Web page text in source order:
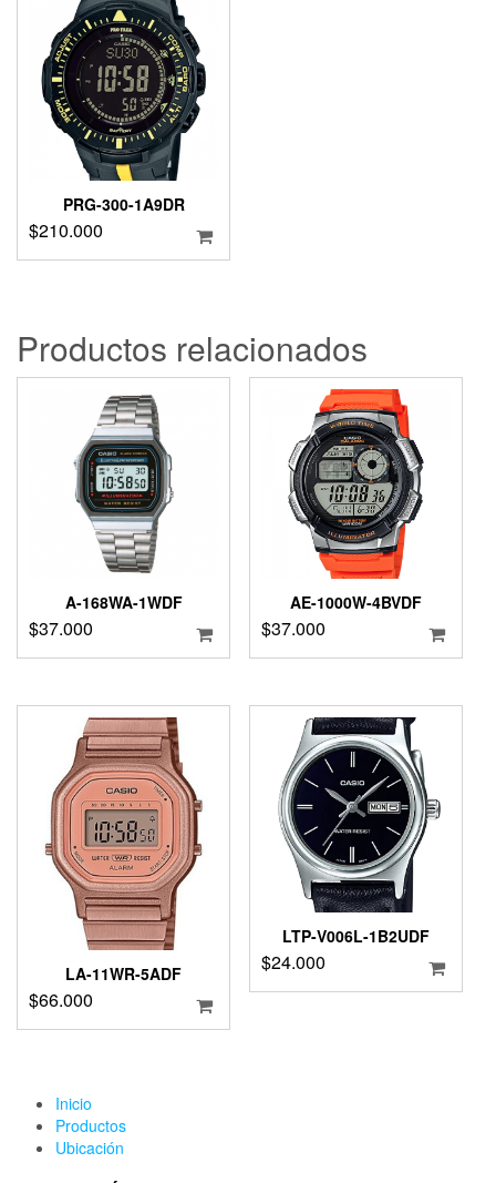
PRG-300-1A9DR
$210.000
Productos relacionados
A-168WA-1WDF
$37.000
AE-1000W-4BVDF
$37.000
LA-11WR-5ADF
$66.000
LTP-V006L-1B2UDF
$24.000
Inicio
Productos
Ubicación